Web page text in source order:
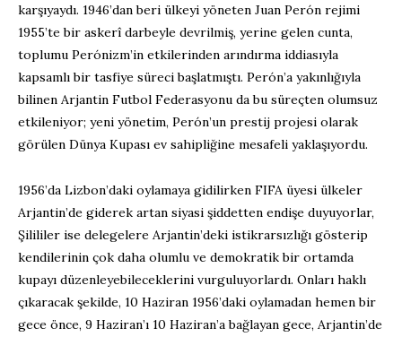
karşıyaydı. 1946’dan beri ülkeyi yöneten Juan Perón rejimi
1955’te bir askerî darbeyle devrilmiş, yerine gelen cunta,
toplumu Perónizm’in etkilerinden arındırma iddiasıyla
kapsamlı bir tasfiye süreci başlatmıştı. Perón’a yakınlığıyla
bilinen Arjantin Futbol Federasyonu da bu süreçten olumsuz
etkileniyor; yeni yönetim, Perón’un prestij projesi olarak
görülen Dünya Kupası ev sahipliğine mesafeli yaklaşıyordu.
1956’da Lizbon’daki oylamaya gidilirken FIFA üyesi ülkeler
Arjantin’de giderek artan siyasi şiddetten endişe duyuyorlar,
Şilililer ise delegelere Arjantin’deki istikrarsızlığı gösterip
kendilerinin çok daha olumlu ve demokratik bir ortamda
kupayı düzenleyebileceklerini vurguluyorlardı. Onları haklı
çıkaracak şekilde, 10 Haziran 1956’daki oylamadan hemen bir
gece önce, 9 Haziran’ı 10 Haziran’a bağlayan gece, Arjantin’de